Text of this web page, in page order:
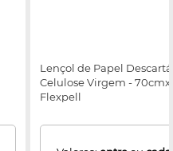
Lençol de Papel
Celulose Virgem -
Flexpell